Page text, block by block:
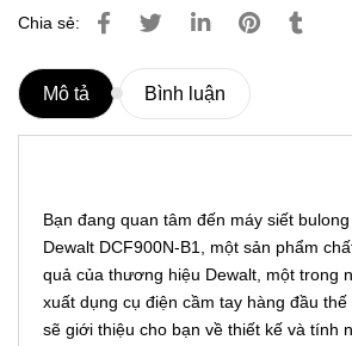
Chia sẻ:
Mô tả Bình luận
Bạn đang quan tâm đến máy siết
Dewalt DCF900N-B1, một sản phẩm
quả của thương hiệu Dewalt, một trong
xuất dụng cụ điện cầm tay hàng đầu
sẽ giới thiệu cho bạn về thiết kế và tính